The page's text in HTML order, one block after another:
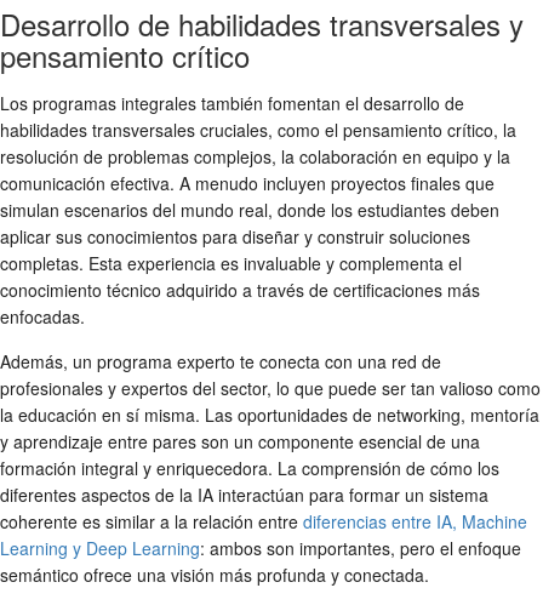
Desarrollo de habilidades transversales y
pensamiento crítico
Los programas integrales también fomentan el desarrollo de
habilidades transversales cruciales, como el pensamiento crítico, la
resolución de problemas complejos, la colaboración en equipo y la
comunicación efectiva. A menudo incluyen proyectos finales que
simulan escenarios del mundo real, donde los estudiantes deben
aplicar sus conocimientos para diseñar y construir soluciones
completas. Esta experiencia es invaluable y complementa el
conocimiento técnico adquirido a través de certificaciones más
enfocadas.
Además, un programa experto te conecta con una red de
profesionales y expertos del sector, lo que puede ser tan valioso como
la educación en sí misma. Las oportunidades de networking, mentoría
y aprendizaje entre pares son un componente esencial de una
formación integral y enriquecedora. La comprensión de cómo los
diferentes aspectos de la IA interactúan para formar un sistema
coherente es similar a la relación entre diferencias entre IA, Machine
Learning y Deep Learning: ambos son importantes, pero el enfoque
semántico ofrece una visión más profunda y conectada.